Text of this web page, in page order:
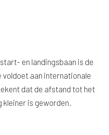
en landingsbaan is de
aan internationale
dat de afstand tot het
is geworden.